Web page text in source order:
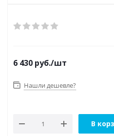
6 430 руб./шт
Нашли дешевле?
В